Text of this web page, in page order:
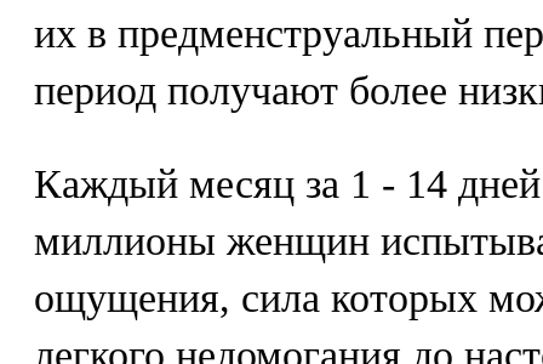
их в предменструальный
период получают более
Каждый месяц за 1 - 14
миллионы женщин
ощущения, сила которых
легкого недомогания до